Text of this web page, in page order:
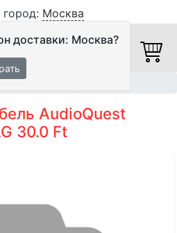
Москва
доставки: Москва?
AudioQuest
30.0 Ft